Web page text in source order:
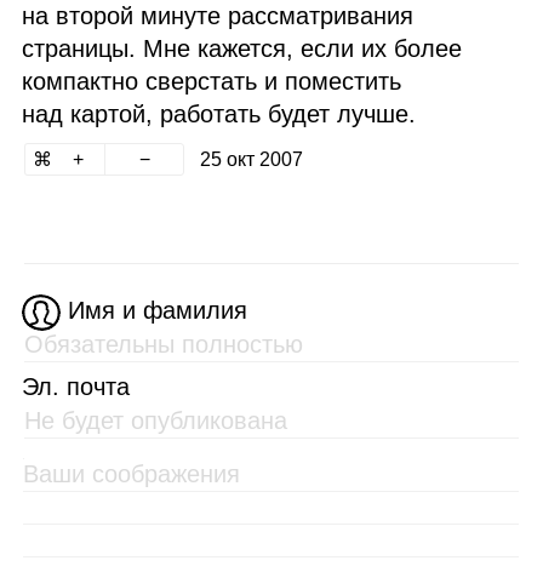
на второй минуте рассматривания
страницы. Мне кажется, если их более
компактно сверстать и поместить
над картой, работать будет лучше.
25 окт 2007
Имя и фамилия
Эл. почта